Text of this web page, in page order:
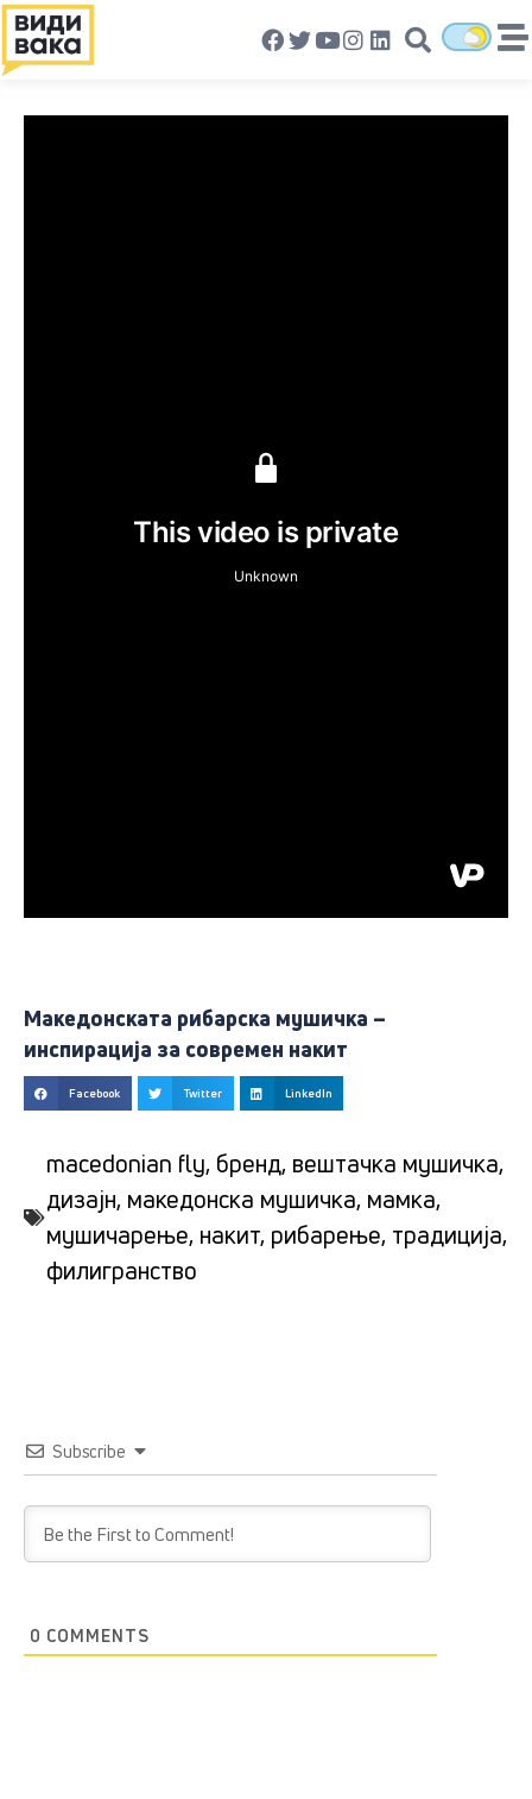
Македонската рибарска мушичка –
инспирација за современ накит
Facebook Twitter LinkedIn
macedonian fly, бренд, вештачка мушичка,
дизајн, македонска мушичка, мамка,
мушичарење, накит, рибарење, традиција,
филигранство
Subscribe
0 COMMENTS